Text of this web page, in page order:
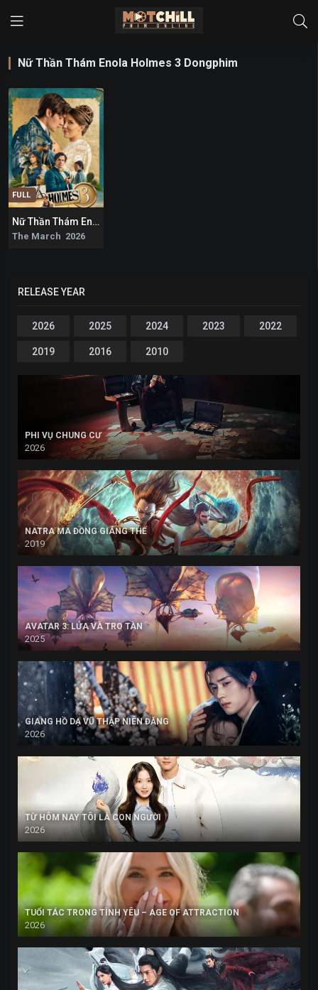
Nữ Thần Thám Enola Holmes 3 Dongphim
FULL
5.1
Nữ Thần Thám Enola Holmes 3
The March 2026
RELEASE YEAR
2026 2025 2024 2023 2022
2019 2016 2010
PHI VỤ CHUNG CƯ
2026
NATRA MA ĐỒNG GIÁNG THẾ
2019
AVATAR 3: LỬA VÀ TRO TÀN
2025
GIANG HỒ DẠ VŨ THẬP NIÊN ĐĂNG
2026
TỪ HÔM NAY TÔI LÀ CON NGƯỜI
2026
TUỔI TÁC TRONG TÌNH YÊU – AGE OF ATTRACTION
2026